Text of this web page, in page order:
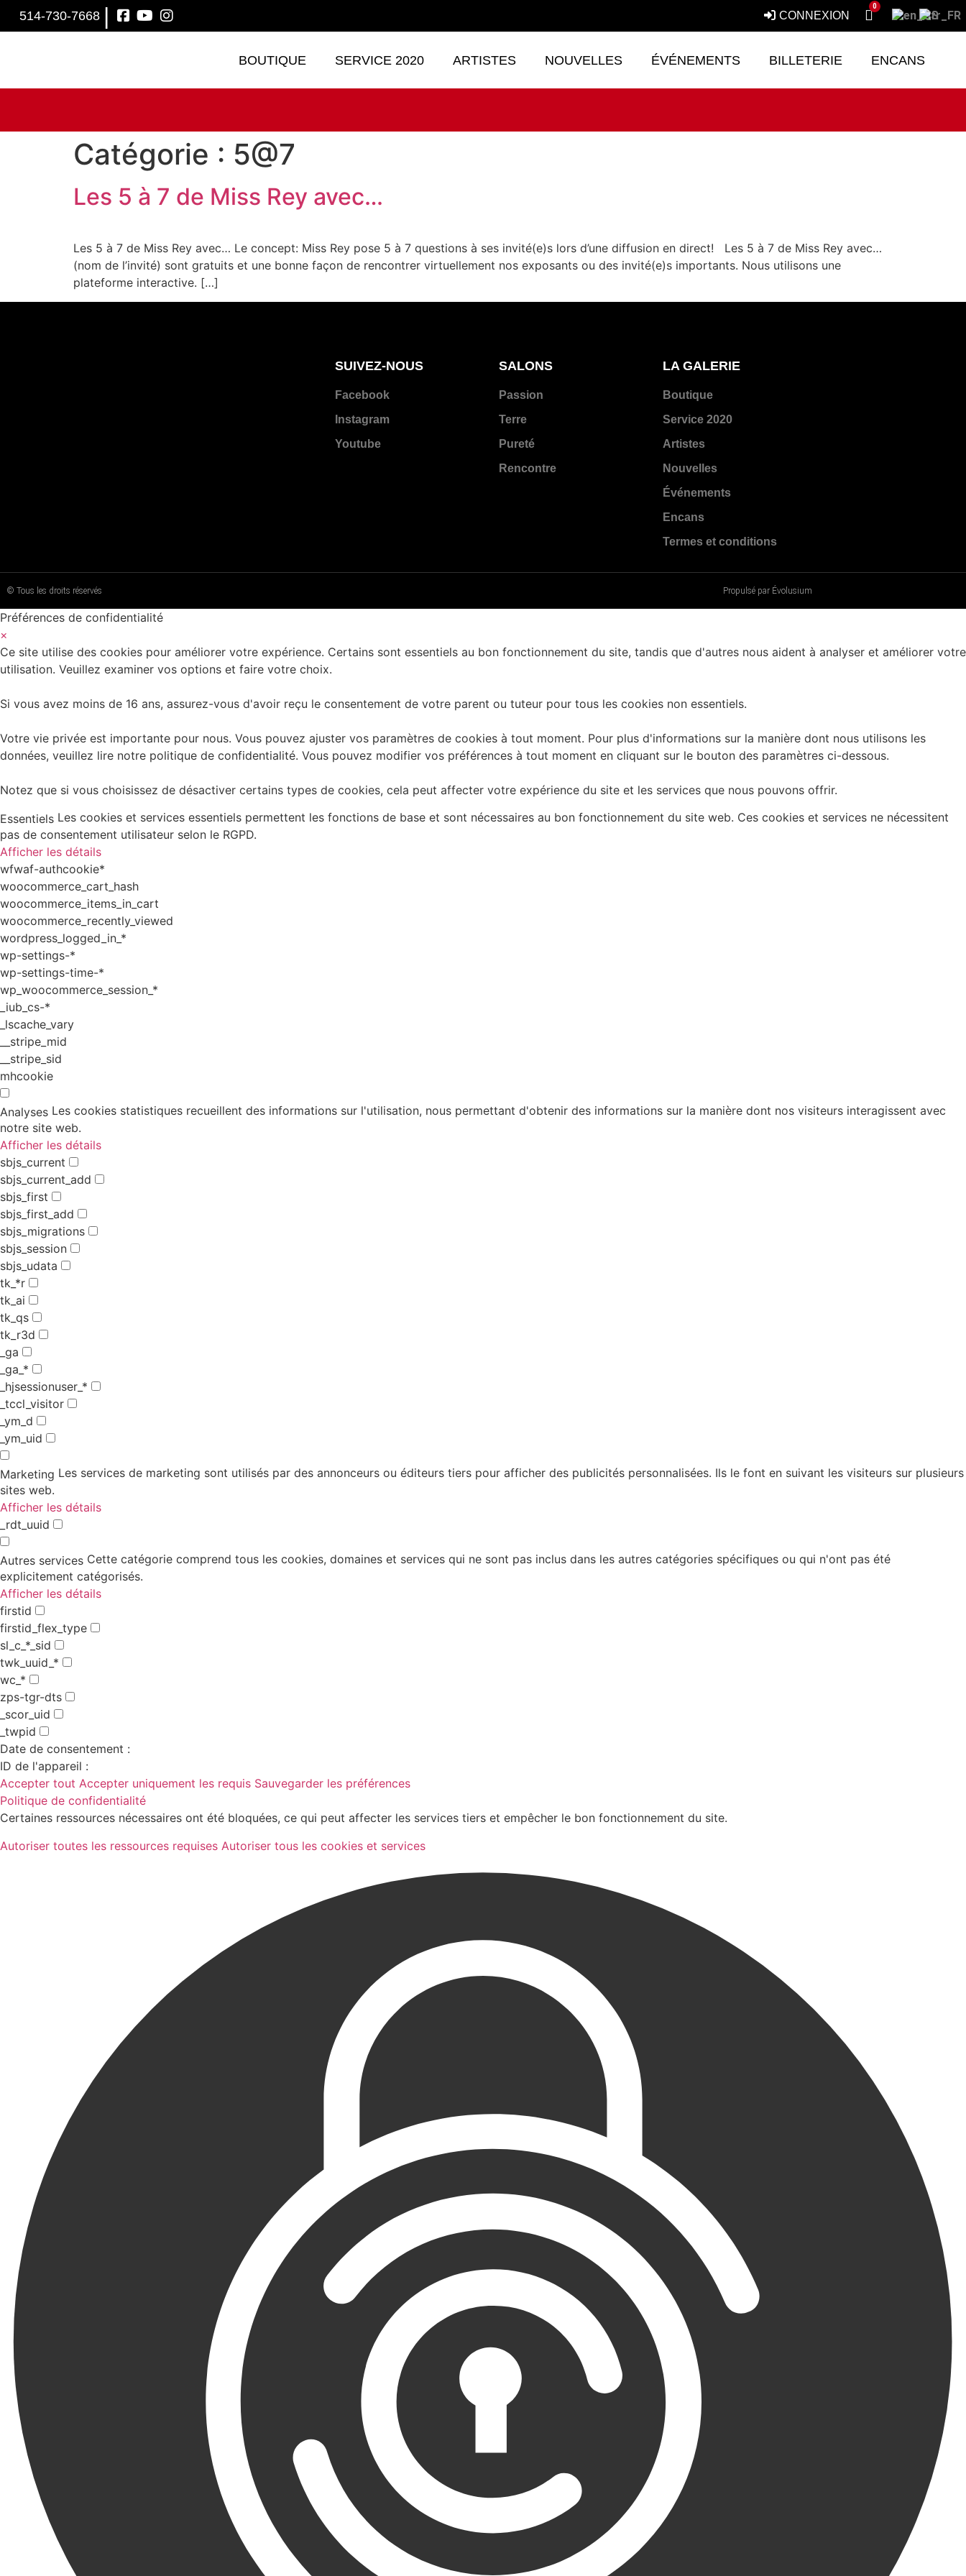
514-730-7668 | CONNEXION
0
BOUTIQUE SERVICE 2020 ARTISTES NOUVELLES ÉVÉNEMENTS BILLETERIE ENCANS
Catégorie : 5@7
Les 5 à 7 de Miss Rey avec…
Les 5 à 7 de Miss Rey avec… Le concept: Miss Rey pose 5 à 7 questions à ses invité(e)s lors d’une diffusion en direct! Les 5 à 7 de Miss Rey avec…
(nom de l’invité) sont gratuits et une bonne façon de rencontrer virtuellement nos exposants ou des invité(e)s importants. Nous utilisons une
plateforme interactive. […]
SUIVEZ-NOUS
Facebook
Instagram
Youtube
SALONS
Passion
Terre
Pureté
Rencontre
LA GALERIE
Boutique
Service 2020
Artistes
Nouvelles
Événements
Encans
Termes et conditions
© Tous les droits réservés Propulsé par Évolusium
Préférences de confidentialité
×
Ce site utilise des cookies pour améliorer votre expérience. Certains sont essentiels au bon fonctionnement du site, tandis que d'autres nous aident à analyser et améliorer votre
utilisation. Veuillez examiner vos options et faire votre choix.
Si vous avez moins de 16 ans, assurez-vous d'avoir reçu le consentement de votre parent ou tuteur pour tous les cookies non essentiels.
Votre vie privée est importante pour nous. Vous pouvez ajuster vos paramètres de cookies à tout moment. Pour plus d'informations sur la manière dont nous utilisons les
données, veuillez lire notre politique de confidentialité. Vous pouvez modifier vos préférences à tout moment en cliquant sur le bouton des paramètres ci-dessous.
Notez que si vous choisissez de désactiver certains types de cookies, cela peut affecter votre expérience du site et les services que nous pouvons offrir.
Essentiels Les cookies et services essentiels permettent les fonctions de base et sont nécessaires au bon fonctionnement du site web. Ces cookies et services ne nécessitent
pas de consentement utilisateur selon le RGPD.
Afficher les détails
wfwaf-authcookie*
woocommerce_cart_hash
woocommerce_items_in_cart
woocommerce_recently_viewed
wordpress_logged_in_*
wp-settings-*
wp-settings-time-*
wp_woocommerce_session_*
_iub_cs-*
_lscache_vary
__stripe_mid
__stripe_sid
mhcookie
Analyses Les cookies statistiques recueillent des informations sur l'utilisation, nous permettant d'obtenir des informations sur la manière dont nos visiteurs interagissent avec
notre site web.
Afficher les détails
sbjs_current
sbjs_current_add
sbjs_first
sbjs_first_add
sbjs_migrations
sbjs_session
sbjs_udata
tk_*r
tk_ai
tk_qs
tk_r3d
_ga
_ga_*
_hjsessionuser_*
_tccl_visitor
_ym_d
_ym_uid
Marketing Les services de marketing sont utilisés par des annonceurs ou éditeurs tiers pour afficher des publicités personnalisées. Ils le font en suivant les visiteurs sur plusieurs
sites web.
Afficher les détails
_rdt_uuid
Autres services Cette catégorie comprend tous les cookies, domaines et services qui ne sont pas inclus dans les autres catégories spécifiques ou qui n'ont pas été
explicitement catégorisés.
Afficher les détails
firstid
firstid_flex_type
sl_c_*_sid
twk_uuid_*
wc_*
zps-tgr-dts
_scor_uid
_twpid
Date de consentement :
ID de l'appareil :
Accepter tout Accepter uniquement les requis Sauvegarder les préférences
Politique de confidentialité
Certaines ressources nécessaires ont été bloquées, ce qui peut affecter les services tiers et empêcher le bon fonctionnement du site.
Autoriser toutes les ressources requises Autoriser tous les cookies et services